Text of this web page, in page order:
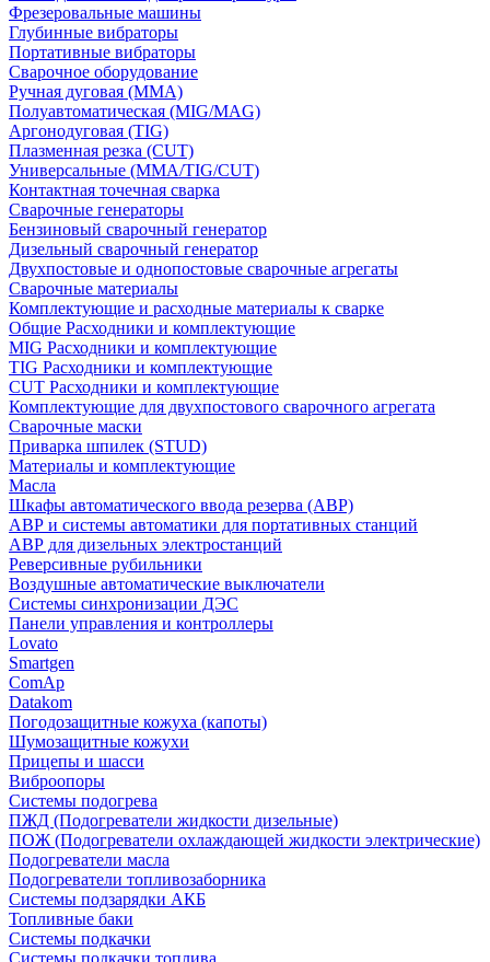
Фрезеровальные машины
Глубинные вибраторы
Портативные вибраторы
Сварочное оборудование
Ручная дуговая (MMA)
Полуавтоматическая (MIG/MAG)
Аргонодуговая (TIG)
Плазменная резка (CUT)
Универсальные (MMA/TIG/CUT)
Контактная точечная сварка
Сварочные генераторы
Бензиновый сварочный генератор
Дизельный сварочный генератор
Двухпостовые и однопостовые сварочные агрегаты
Сварочные материалы
Комплектующие и расходные материалы к сварке
Общие Расходники и комплектующие
MIG Расходники и комплектующие
TIG Расходники и комплектующие
CUT Расходники и комплектующие
Комплектующие для двухпостового сварочного агрегата
Сварочные маски
Приварка шпилек (STUD)
Материалы и комплектующие
Масла
Шкафы автоматического ввода резерва (АВР)
АВР и системы автоматики для портативных станций
АВР для дизельных электростанций
Реверсивные рубильники
Воздушные автоматические выключатели
Системы синхронизации ДЭС
Панели управления и контроллеры
Lovato
Smartgen
ComAp
Datakom
Погодозащитные кожуха (капоты)
Шумозащитные кожухи
Прицепы и шасси
Виброопоры
Системы подогрева
ПЖД (Подогреватели жидкости дизельные)
ПОЖ (Подогреватели охлаждающей жидкости электрические)
Подогреватели масла
Подогреватели топливозаборника
Системы подзарядки АКБ
Топливные баки
Системы подкачки
Системы подкачки топлива